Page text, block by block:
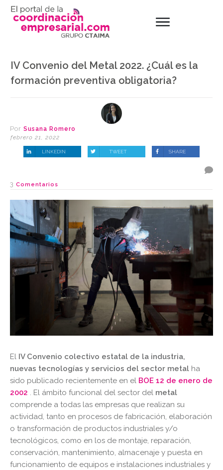
IV Convenio del Metal 2022. ¿Cuál es la
formación preventiva obligatoria?
Por Susana Romero
febrero 21, 2022
LINKEDIN TWEET SHARE
3 Comentarios
El IV Convenio colectivo estatal de la industria,
nuevas tecnologías y servicios del sector metal ha
sido publicado recientemente en el BOE 12 de enero de
2002 . El ámbito funcional del sector del metal
comprende a todas las empresas que realizan su
actividad, tanto en procesos de fabricación, elaboración
o transformación de productos industriales y/o
tecnológicos, como en los de montaje, reparación,
conservación, mantenimiento, almacenaje y puesta en
funcionamiento de equipos e instalaciones industriales y